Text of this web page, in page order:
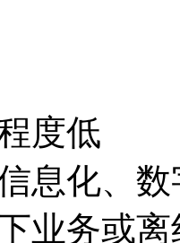
度低
化、
务或离线